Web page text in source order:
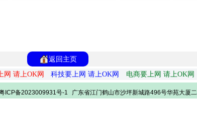
返回主页
网 请上OK网 科技要上网 请上OK网 电商要上网 请上OK网
ICP备2023009931号-1 广东省江门鹤山市沙坪新城路496号华苑大厦